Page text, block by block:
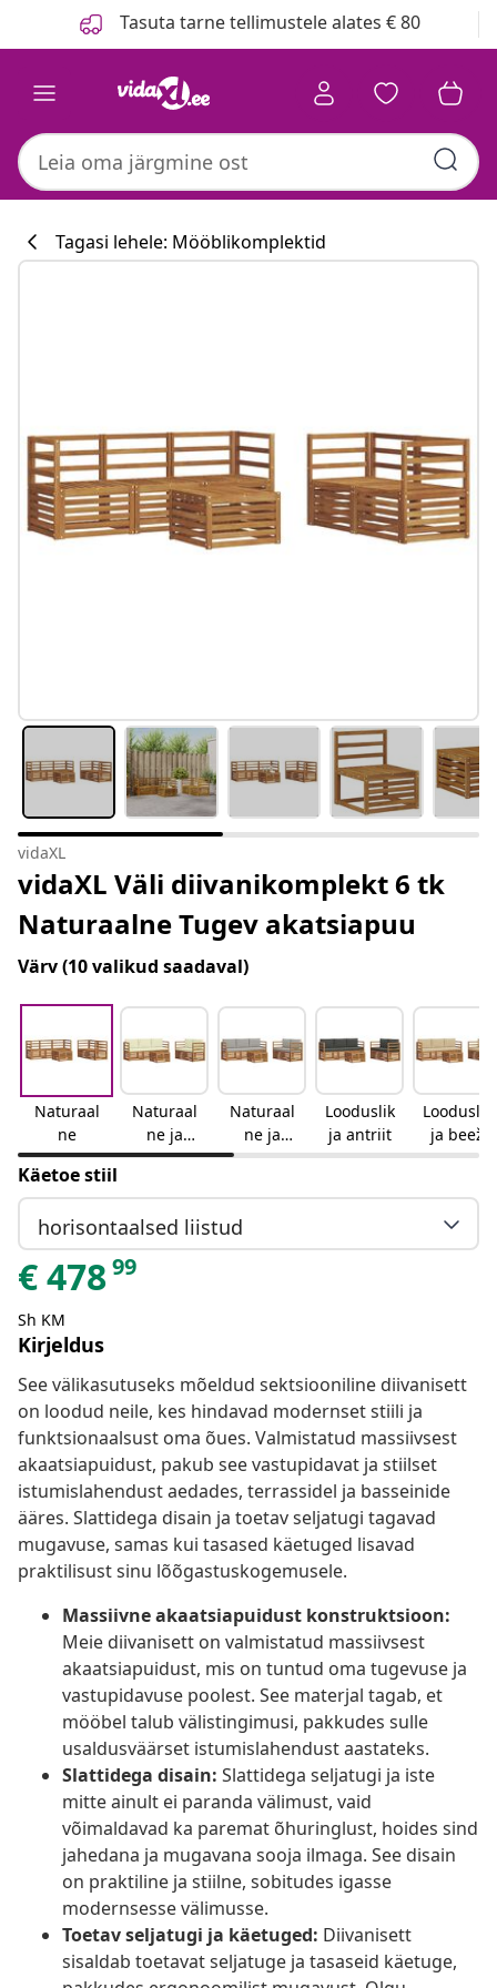
Tasuta tarne tellimustele alates € 80
Tagasi lehele: Mööblikomplektid
vidaXL
vidaXL Väli diivanikomplekt 6 tk
Naturaalne Tugev akatsiapuu
Värv(10 valikud saadaval)
Naturaal
ne
Naturaal
ne ja
kreemjas
Naturaal
ne ja
helehall
Looduslik
ja antriit
Looduslik
ja beež
Käetoe stiil
horisontaalsed liistud
€47899
Sh KM
Kirjeldus
See välikasutuseks mõeldud sektsiooniline diivanisett
on loodud neile, kes hindavad modernset stiili ja
funktsionaalsust oma õues. Valmistatud massiivsest
akaatsiapuidust, pakub see vastupidavat ja stiilset
istumislahendust aedades, terrassidel ja basseinide
ääres. Slattidega disain ja toetav seljatugi tagavad
mugavuse, samas kui tasased käetuged lisavad
praktilisust sinu lõõgastuskogemusele.
Massiivne akaatsiapuidust konstruktsioon:
Meie diivanisett on valmistatud massiivsest
akaatsiapuidust, mis on tuntud oma tugevuse ja
vastupidavuse poolest. See materjal tagab, et
mööbel talub välistingimusi, pakkudes sulle
usaldusväärset istumislahendust aastateks.
Slattidega disain: Slattidega seljatugi ja iste
mitte ainult ei paranda välimust, vaid
võimaldavad ka paremat õhuringlust, hoides sind
jahedana ja mugavana sooja ilmaga. See disain
on praktiline ja stiilne, sobitudes igasse
modernsesse välimusse.
Toetav seljatugi ja käetuged: Diivanisett
sisaldab toetavat seljatuge ja tasaseid käetuge,